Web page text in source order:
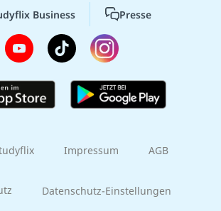
Business Presse
Impressum AGB
Datenschutz-Einstellungen